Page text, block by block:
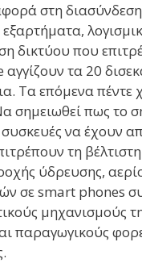
στη
δικτύου που
τα 20
Τα επόμενα πέντε
σημειωθεί πως το
να έχουν
τη
ύδρευσης,
σε smart phones
μηχανισμούς
παραγωγικούς